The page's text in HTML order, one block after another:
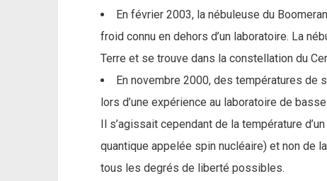
En février 2003, la nébuleuse du
froid connu en dehors d’un laboratoire. La
Terre et se trouve dans la constellation du
En novembre 2000, des températures de
lors d’une expérience au laboratoire de
Il s’agissait cependant de la température
quantique appelée spin nucléaire) et non de
tous les degrés de liberté possibles.